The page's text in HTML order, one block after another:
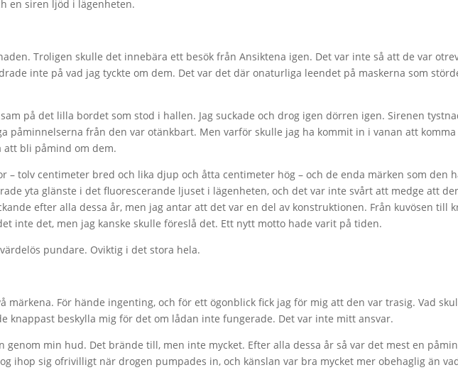
en siren ljöd i lägenheten.
Troligen skulle det innebära ett besök från Ansiktena igen. Det var inte så att de var
inte på vad jag tyckte om dem. Det var det där onaturliga leendet på maskerna som
på det lilla bordet som stod i hallen. Jag suckade och drog igen dörren igen. Sirenen
påminnelserna från den var otänkbart. Men varför skulle jag ha kommit in i vanan att
att bli påmind om dem.
– tolv centimeter bred och lika djup och åtta centimeter hög – och de enda märken som den
yta glänste i det fluorescerande ljuset i lägenheten, och det var inte svårt att medge att
efter alla dessa år, men jag antar att det var en del av konstruktionen. Från kuvösen till
inte det, men jag kanske skulle föreslå det. Ett nytt motto hade varit på tiden.
pundare. Oviktig i det stora hela.
märkena. För hände ingenting, och för ett ögonblick fick jag för mig att den var trasig. Vad
knappast beskylla mig för det om lådan inte fungerade. Det var inte mitt ansvar.
genom min hud. Det brände till, men inte mycket. Efter alla dessa år så var det mest en
ihop sig ofrivilligt när drogen pumpades in, och känslan var bra mycket mer obehaglig än